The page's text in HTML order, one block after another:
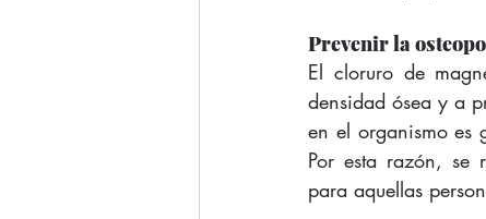
Prevenir la
El cloruro de
densidad ósea y a
en el organismo es
Por esta razón, se
para aquellas